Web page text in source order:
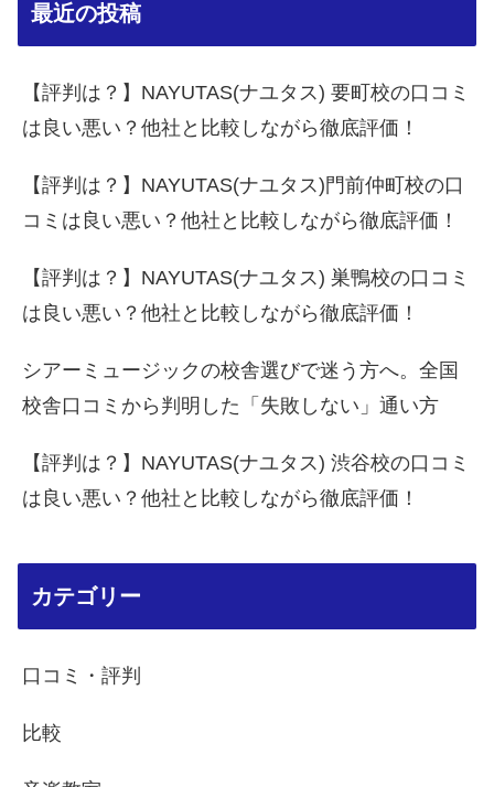
最近の投稿
【評判は？】NAYUTAS(ナユタス) 要町校の口コミ
は良い悪い？他社と比較しながら徹底評価！
【評判は？】NAYUTAS(ナユタス)門前仲町校の口
コミは良い悪い？他社と比較しながら徹底評価！
【評判は？】NAYUTAS(ナユタス) 巣鴨校の口コミ
は良い悪い？他社と比較しながら徹底評価！
シアーミュージックの校舎選びで迷う方へ。全国
校舎口コミから判明した「失敗しない」通い方
【評判は？】NAYUTAS(ナユタス) 渋谷校の口コミ
は良い悪い？他社と比較しながら徹底評価！
カテゴリー
口コミ・評判
比較